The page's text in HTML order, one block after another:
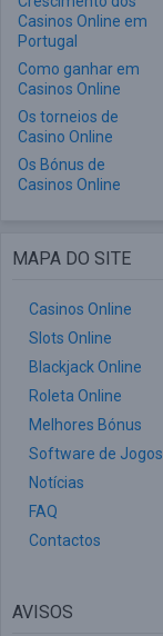
Casinos Online em
Portugal
Como ganhar em
Casinos Online
Os torneios de
Casino Online
Os Bónus de
Casinos Online
MAPA DO SITE
Casinos Online
Slots Online
Blackjack Online
Roleta Online
Melhores Bónus
Software de Jogos
Notícias
FAQ
Contactos
AVISOS